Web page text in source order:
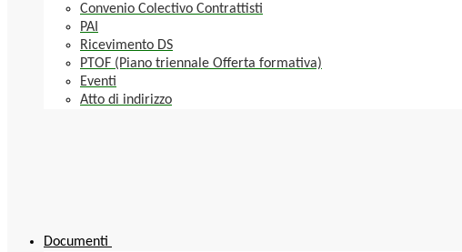
Convenio Colectivo Contrattisti
PAI
Ricevimento DS
PTOF (Piano triennale Offerta formativa)
Eventi
Atto di indirizzo
Documenti